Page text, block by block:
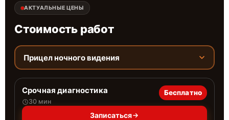
АКТУАЛЬНЫЕ ЦЕНЫ
Стоимость работ
Прицел ночного видения
Срочная диагностика
30 мин
Бесплатно
Записаться